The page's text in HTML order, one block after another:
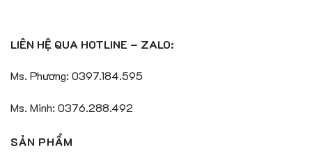
LIÊN HỆ QUA HOTLINE – ZALO:
Ms. Phương: 0397.184.595
Ms. Minh: 0376.288.492
SẢN PHẨM